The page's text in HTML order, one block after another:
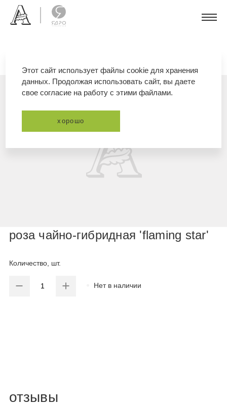
роза чайно-гибридная 'flaming star'
Количество, шт.
Нет в наличии
отзывы
Этот сайт использует файлы cookie для хранения
данных. Продолжая использовать сайт, вы даете
свое согласие на работу с этими файлами.
хорошо